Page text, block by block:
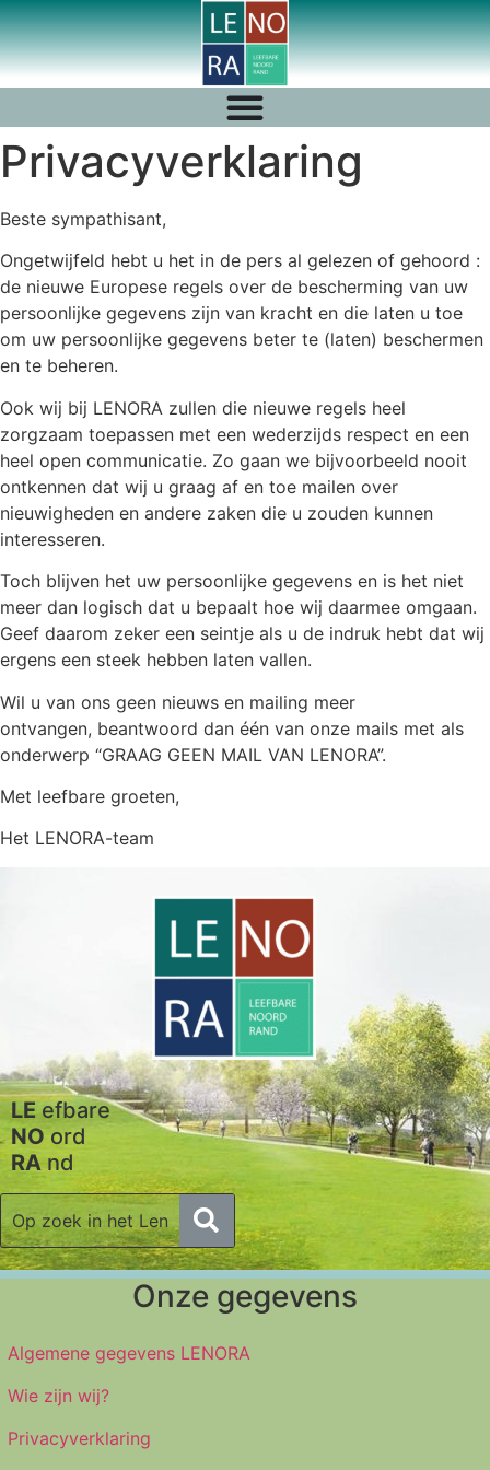
Privacyverklaring
Beste sympathisant,
Ongetwijfeld hebt u het in de pers al gelezen of gehoord :
de nieuwe Europese regels over de bescherming van uw
persoonlijke gegevens zijn van kracht en die laten u toe
om uw persoonlijke gegevens beter te (laten) beschermen
en te beheren.
Ook wij bij LENORA zullen die nieuwe regels heel
zorgzaam toepassen met een wederzijds respect en een
heel open communicatie. Zo gaan we bijvoorbeeld nooit
ontkennen dat wij u graag af en toe mailen over
nieuwigheden en andere zaken die u zouden kunnen
interesseren.
Toch blijven het uw persoonlijke gegevens en is het niet
meer dan logisch dat u bepaalt hoe wij daarmee omgaan.
Geef daarom zeker een seintje als u de indruk hebt dat wij
ergens een steek hebben laten vallen.
Wil u van ons geen nieuws en mailing meer
ontvangen, beantwoord dan één van onze mails met als
onderwerp “GRAAG GEEN MAIL VAN LENORA”.
Met leefbare groeten,
Het LENORA-team
LEefbare
NOord
RAnd
Onze gegevens
Algemene gegevens LENORA
Wie zijn wij?
Privacyverklaring